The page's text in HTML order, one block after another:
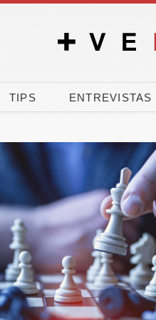
TIPS ENTREVISTAS
de los
vota a